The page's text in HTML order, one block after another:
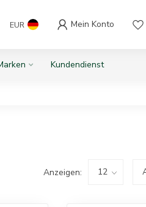
EUR Mein Konto
Kundendienst
Anzeigen: